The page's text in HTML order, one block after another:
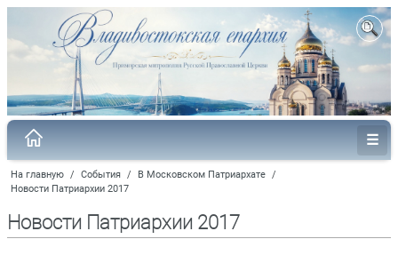
На главную / События / В Московском Патриархате /
Новости Патриархии 2017
Новости Патриархии 2017